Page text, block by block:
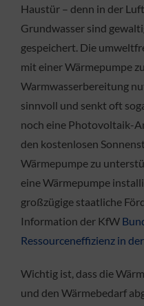
Haustür – denn in der
Grundwasser sind
gespeichert. Die
mit einer Wärmepumpe
Warmwasserbereitung
sinnvoll und senkt oft
noch eine Photovoltaik-
den kostenlosen
Wärmepumpe zu
eine Wärmepumpe
großzügige staatliche
Information der KfW
Ressourceneffizienz in
Wichtig ist, dass die
und den Wärmebedarf